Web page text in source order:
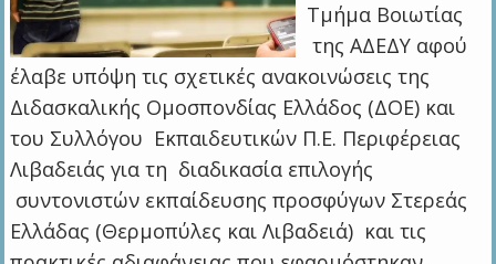
Τμήμα Βοιωτίας
της ΑΔΕΔΥ αφού
έλαβε υπόψη τις σχετικές ανακοινώσεις της
Διδασκαλικής Ομοσπονδίας Ελλάδος (ΔΟΕ) και
του Συλλόγου Εκπαιδευτικών Π.Ε. Περιφέρειας
Λιβαδειάς για τη διαδικασία επιλογής
συντονιστών εκπαίδευσης προσφύγων Στερεάς
Ελλάδας (Θερμοπύλες και Λιβαδειά) και τις